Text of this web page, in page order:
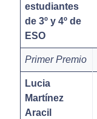
estudiantes
de 3º y 4º de
ESO
Primer Premio
Lucia
Martínez
Aracil